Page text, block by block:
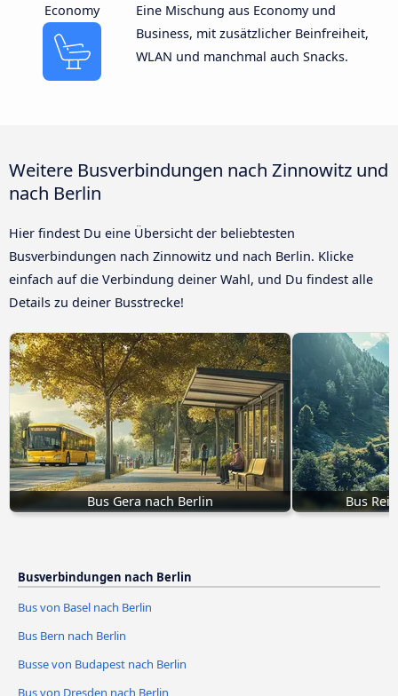
Economy
Eine Mischung aus Economy und
Business, mit zusätzlicher Beinfreiheit,
WLAN und manchmal auch Snacks.
Weitere Busverbindungen nach Zinnowitz und
nach Berlin
Hier findest Du eine Übersicht der beliebtesten
Busverbindungen nach Zinnowitz und nach Berlin. Klicke
einfach auf die Verbindung deiner Wahl, und Du findest alle
Details zu deiner Busstrecke!
Bus Gera nach Berlin Bus
Busverbindungen nach Berlin
Bus von Basel nach Berlin
Bus Bern nach Berlin
Busse von Budapest nach Berlin
Bus von Dresden nach Berlin